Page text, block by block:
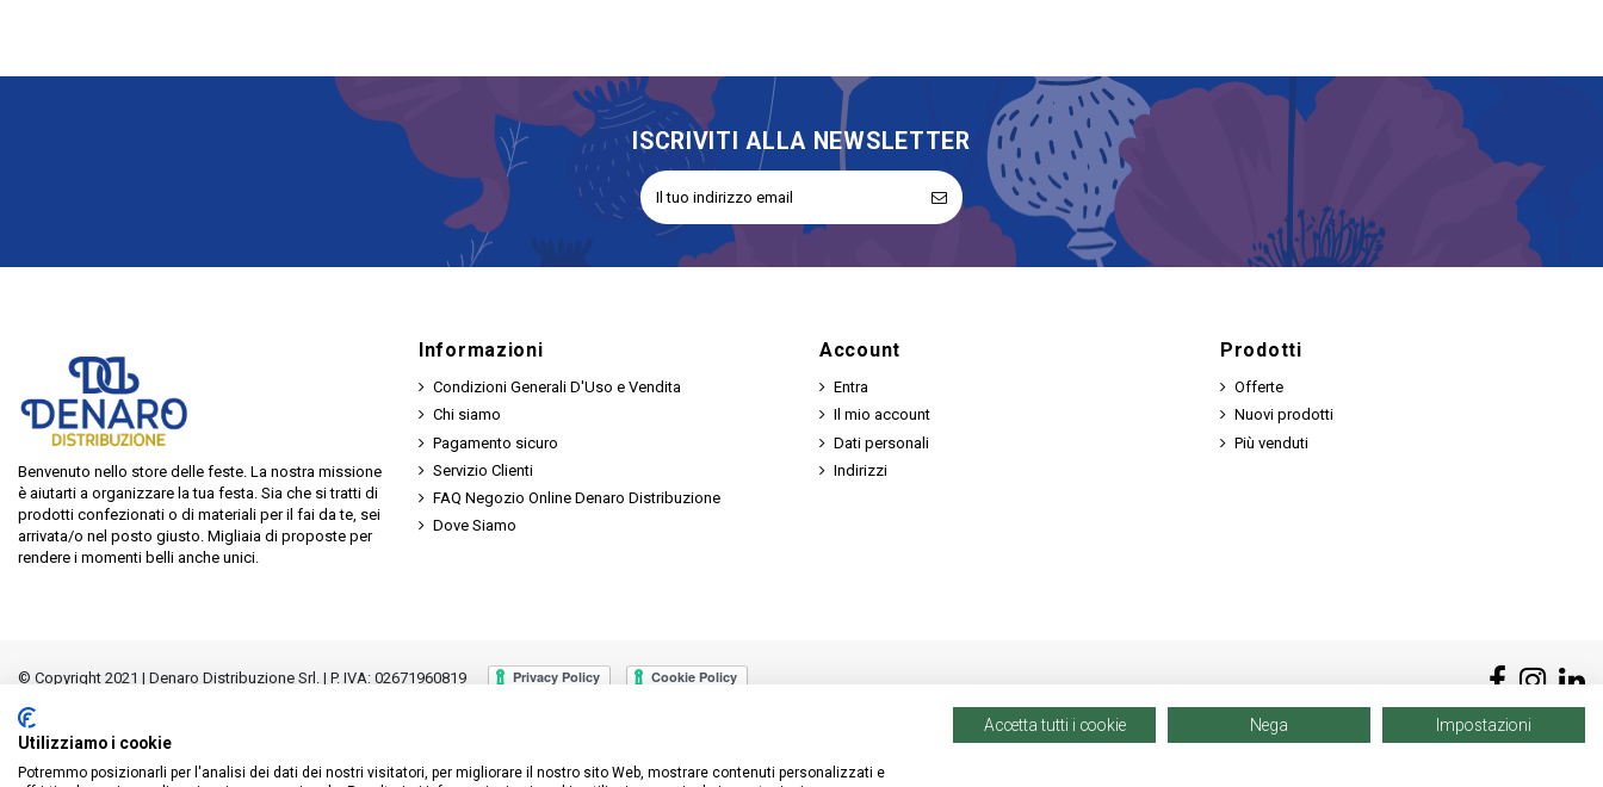
ISCRIVITI ALLA NEWSLETTER
Benvenuto nello store delle feste. La nostra missione
è aiutarti a organizzare la tua festa. Sia che si tratti di
prodotti confezionati o di materiali per il fai da te, sei
arrivata/o nel posto giusto. Migliaia di proposte per
rendere i momenti belli anche unici.
Informazioni
Condizioni Generali D'Uso e Vendita
Chi siamo
Pagamento sicuro
Servizio Clienti
FAQ Negozio Online Denaro Distribuzione
Dove Siamo
Account
Entra
Il mio account
Dati personali
Indirizzi
Prodotti
Offerte
Nuovi prodotti
Più venduti
© Copyright 2021 | Denaro Distribuzione Srl. | P. IVA: 02671960819
Utilizziamo i cookie
Potremmo posizionarli per l'analisi dei dati dei nostri visitatori, per migliorare il nostro sito Web, mostrare contenuti personalizzati e
Accetta tutti i cookie Nega Impostazioni